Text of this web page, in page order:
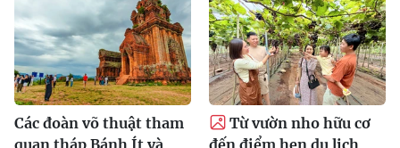
Các đoàn võ thuật tham
quan tháp Bánh Ít và
Từ vườn nho hữu cơ
đến điểm hẹn du lịch